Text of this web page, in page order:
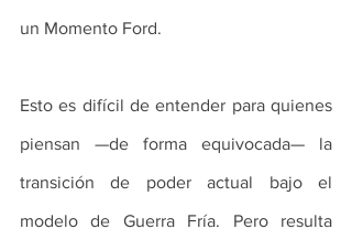
un Momento Ford.
Esto es difícil de entender para quienes
piensan —de forma equivocada— la
transición de poder actual bajo el
modelo de Guerra Fría. Pero resulta